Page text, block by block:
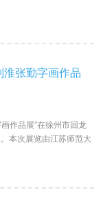
张勤字画作品
作品展”在徐州市回龙
本次展览由江苏师范大